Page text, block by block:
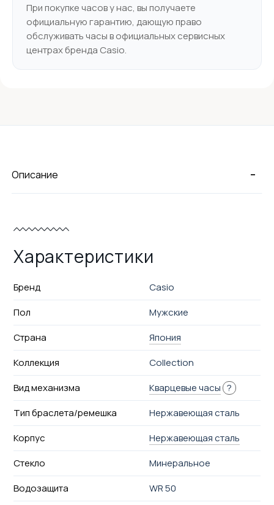
При покупке часов у нас, вы получаете
официальную гарантию, дающую право
обслуживать часы в официальных сервисных
центрах бренда Casio.
-
Описание
Характеристики
Бренд
Casio
Пол
Мужские
Страна
Япония
Коллекция
Collection
Вид механизма
Кварцевые часы ?
Тип браслета/ремешка
Нержавеющая сталь
Корпус
Нержавеющая сталь
Стекло
Минеральное
Водозащита
WR 50